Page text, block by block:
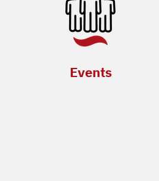
Events